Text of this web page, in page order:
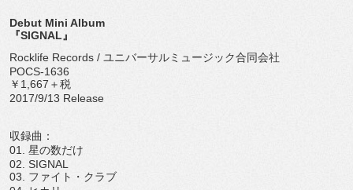
Debut Mini Album
『SIGNAL』
Rocklife Records / ユニバーサルミュージック合同会社
POCS-1636
￥1,667＋税
2017/9/13 Release
収録曲：
01. 星の数だけ
02. SIGNAL
03. ファイト・クラブ